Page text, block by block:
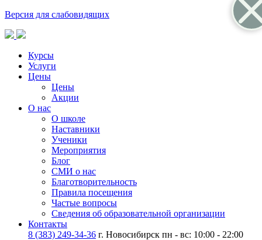
Версия для слабовидящих
Курсы
Услуги
Цены
Цены
Акции
О нас
О школе
Наставники
Ученики
Мероприятия
Блог
СМИ о нас
Благотворительность
Правила посещения
Частые вопросы
Сведения об образовательной организации
Контакты
8 (383) 249-34-36 г. Новосибирск пн - вс: 10:00 - 22:00